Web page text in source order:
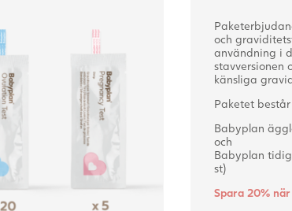
och
användning i
stavversionen
känsliga
Paketet
Babyplan
och
Babyplan
st)
Spara 20%